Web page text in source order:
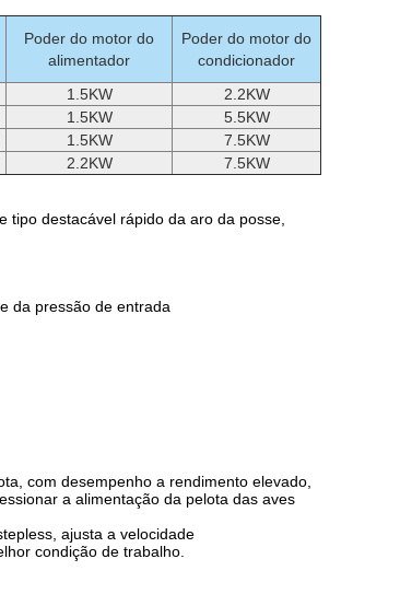
Poder do motor do
alimentador
Poder do motor do
condicionador
1.5KW
2.2KW
1.5KW
5.5KW
1.5KW
7.5KW
2.2KW 7.5KW
destacável rápido da aro da posse,
da pressão de entrada
com desempenho a rendimento elevado,
a alimentação da pelota das aves
ajusta a velocidade
condição de trabalho.